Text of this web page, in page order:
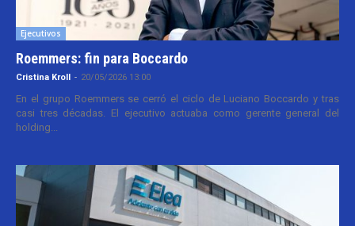
Ejecutivos
Roemmers: fin para Boccardo
Cristina Kroll - 20/05/2026 13:00
En el grupo Roemmers se cerró el ciclo de Luciano Boccardo y tras
casi tres décadas. El ejecutivo actuaba como gerente general del
holding...